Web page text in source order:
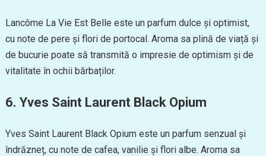
Lancôme La Vie Est Belle este un parfum dulce și optimist,
cu note de pere și flori de portocal. Aroma sa plină de viață și
de bucurie poate să transmită o impresie de optimism și de
vitalitate în ochii bărbaților.
6. Yves Saint Laurent Black Opium
Yves Saint Laurent Black Opium este un parfum senzual și
îndrăzneț, cu note de cafea, vanilie și flori albe. Aroma sa